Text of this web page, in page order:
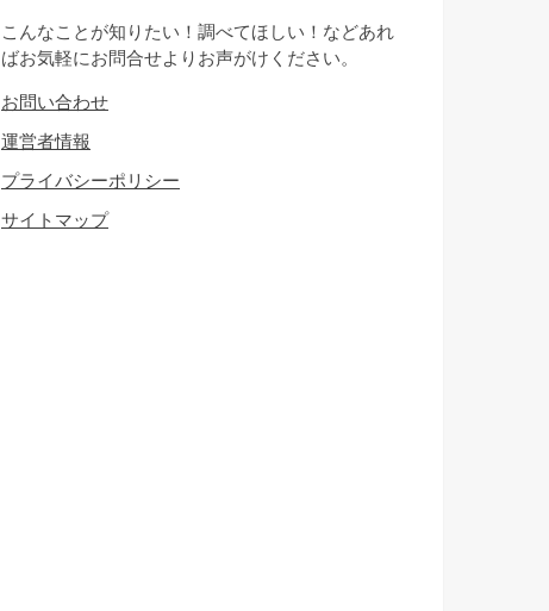
こんなことが知りたい！調べてほしい！などあれ
ばお気軽にお問合せよりお声がけください。
お問い合わせ
運営者情報
プライバシーポリシー
サイトマップ